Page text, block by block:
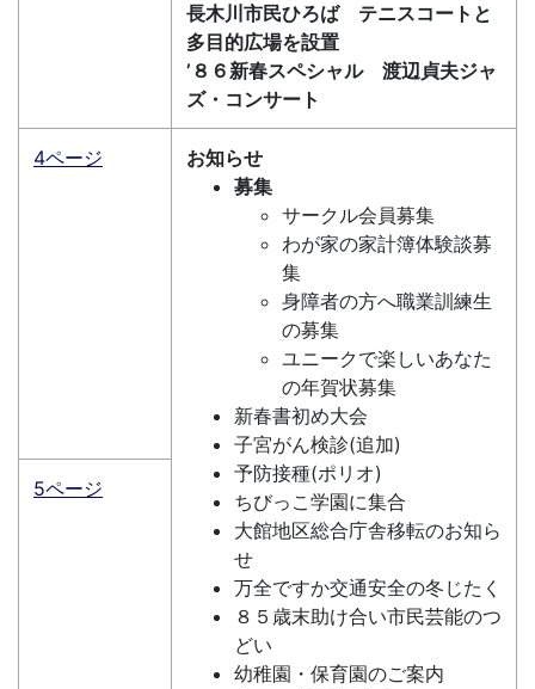
長木川市民ひろば テニスコートと
多目的広場を設置
’８６新春スペシャル 渡辺貞夫ジャ
ズ・コンサート
4ページ
お知らせ
募集
サークル会員募集
わが家の家計簿体験談募
集
身障者の方へ職業訓練生
の募集
ユニークで楽しいあなた
の年賀状募集
新春書初め大会
子宮がん検診(追加)
予防接種(ポリオ)
ちびっこ学園に集合
大館地区総合庁舎移転のお知ら
せ
万全ですか交通安全の冬じたく
８５歳末助け合い市民芸能のつ
どい
幼稚園・保育園のご案内
5ページ